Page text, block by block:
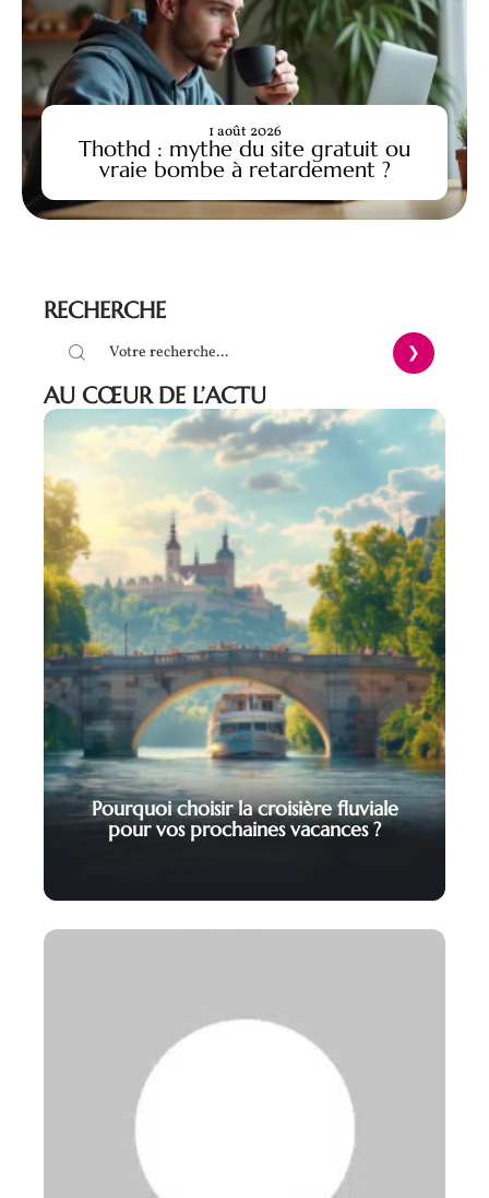
Thothd : mythe du site gratuit ou
vraie bombe à retardement ?
1 août 2026
RECHERCHE
AU CŒUR DE L’ACTU
Pourquoi choisir la croisière fluviale
pour vos prochaines vacances ?